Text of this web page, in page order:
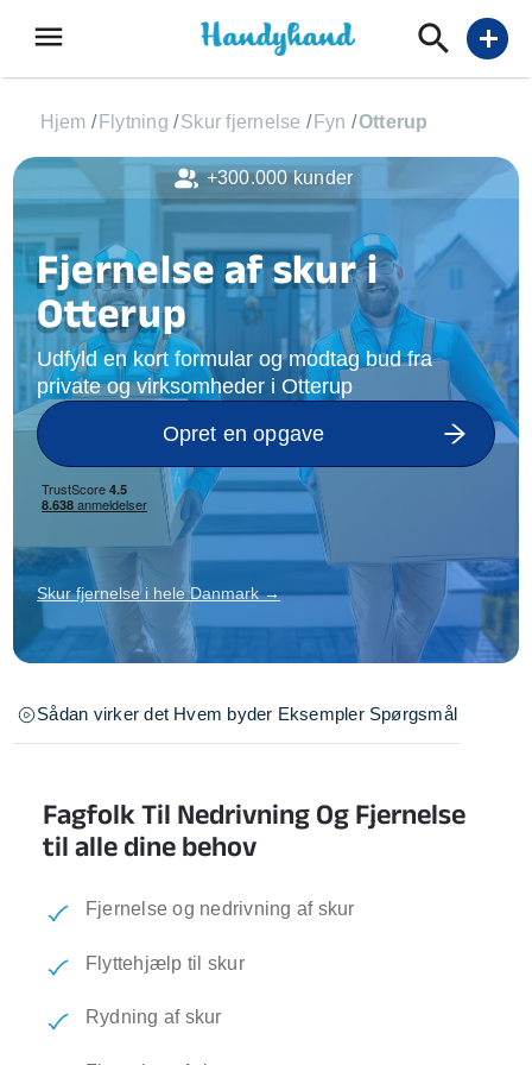
menu add
Hjem / Flytning /Skur fjernelse / Fyn /Otterup
Fjernelse af skur i
Otterup
Udfyld en kort formular og modtag bud fra
private og virksomheder i Otterup
Opret en opgave
Skur fjernelse i hele Danmark →
Sådan virker det Hvem byder Eksempler Spørgsmål
Fagfolk Til Nedrivning Og Fjernelse
til alle dine behov
Fjernelse og nedrivning af skur
Flyttehjælp til skur
Rydning af skur
+300.000 kunder